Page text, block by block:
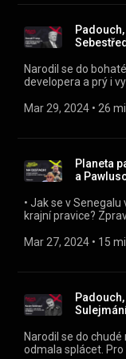
Lady Macbeth i
Narodil se do
developera a prý i
problematické
kina. Vzal si ženu z
žalob kvůli
pracovat s davem.
vyrabovali
podnikatele,
proslul
vrátit do Bílého domu.
Mar 29, 2024 • 26
Planeta
a
•⁠ ⁠Jak se v Senegalu volí prezident a co čekat od španělské
krajní pravice?
že se jeden agent KGB stane
Mar 27, 2024 • 15
Narodil se do
odmala splácet. Pro